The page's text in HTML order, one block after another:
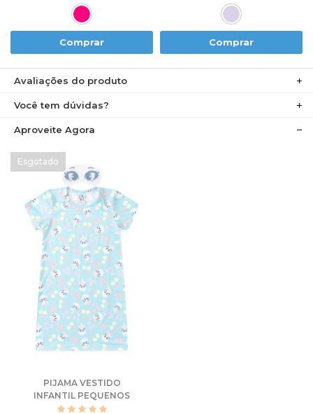
Comprar Comprar
Avaliações do produto
Você tem dúvidas?
Aproveite Agora
PIJAMA VESTIDO
INFANTIL PEQUENOS
UNICÓRNIOS